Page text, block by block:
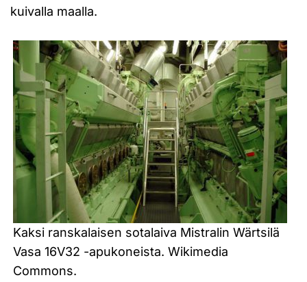
kuivalla maalla.
Kaksi ranskalaisen sotalaiva Mistralin Wärtsilä
Vasa 16V32 -apukoneista. Wikimedia
Commons.